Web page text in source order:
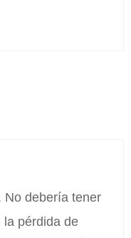
No debería tener
la pérdida de